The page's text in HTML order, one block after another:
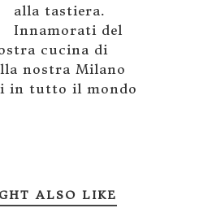
alla tastiera.
Innamorati del
cucina di
nostra Milano
in tutto il mondo
ALSO LIKE